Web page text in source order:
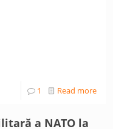
1 Read more
a NATO la